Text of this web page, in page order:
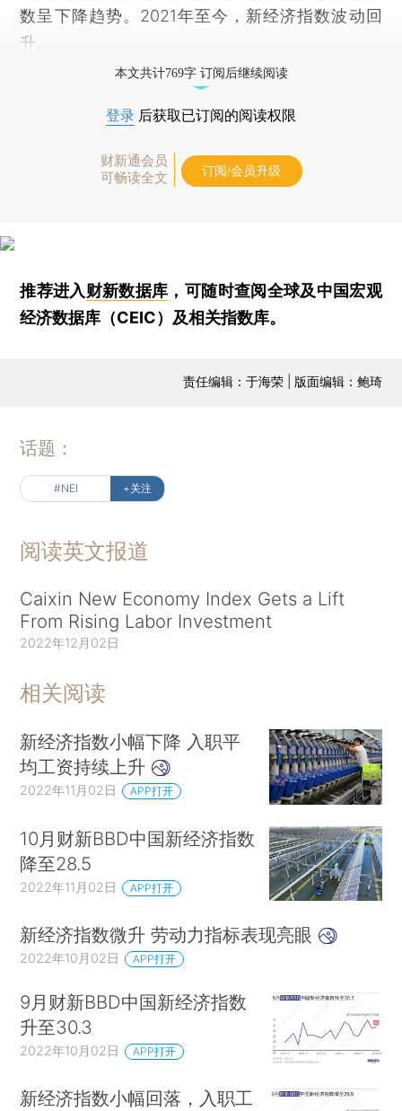
数呈下降趋势。2021年至今，新经济指数波动回
升。
本文共计769字 订阅后继续阅读
登录 后获取已订阅的阅读权限
财新通会员
可畅读全文
订阅/会员升级
推荐进入财新数据库 ，可随时查阅全球及中国宏观
经济数据库（CEIC）及相关指数库。
责任编辑：于海荣 | 版面编辑：鲍琦
话题：
#NEI +关注
阅读英文报道
Caixin New Economy Index Gets a Lift
From Rising Labor Investment
2022年12月02日
相关阅读
新经济指数小幅下降 入职平
均工资持续上升
2022年11月02日 APP打开
10月财新BBD中国新经济指数
降至28.5
2022年11月02日 APP打开
新经济指数微升 劳动力指标表现亮眼
2022年10月02日 APP打开
9月财新BBD中国新经济指数
升至30.3
2022年10月02日 APP打开
新经济指数小幅回落，入职工